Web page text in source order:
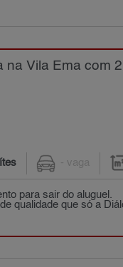
Vila Ema com
- vaga
para sair do aluguel.
qualidade que só a